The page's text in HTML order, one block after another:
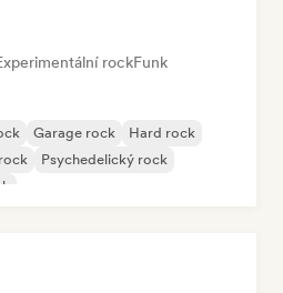
rockFunk
Garage rock
Hard rock
Psychedelický rock